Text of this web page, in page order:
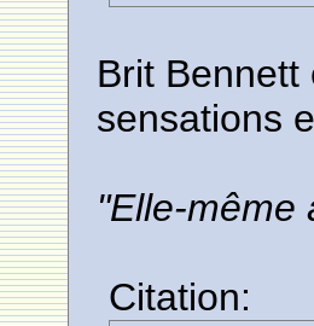
Brit
sensations
"Elle-même
Citation: